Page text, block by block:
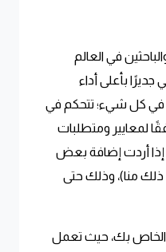
في العالم
بأعلى أداء
في كل شيء؛ تتحكم في
لمعايير ومتطلبات
إذا أردت إضافة بعض
منا)، وذلك حتى
الخاص بك، حيث تعمل